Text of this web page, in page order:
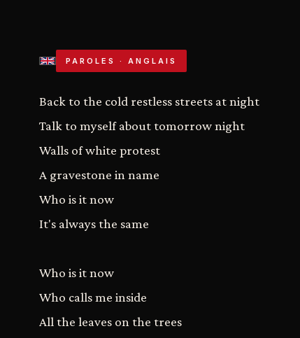
PAROLES · ANGLAIS
Back to the cold restless streets at night
Talk to myself about tomorrow night
Walls of white protest
A gravestone in name
Who is it now
It's always the same
Who is it now
Who calls me inside
All the leaves on the trees